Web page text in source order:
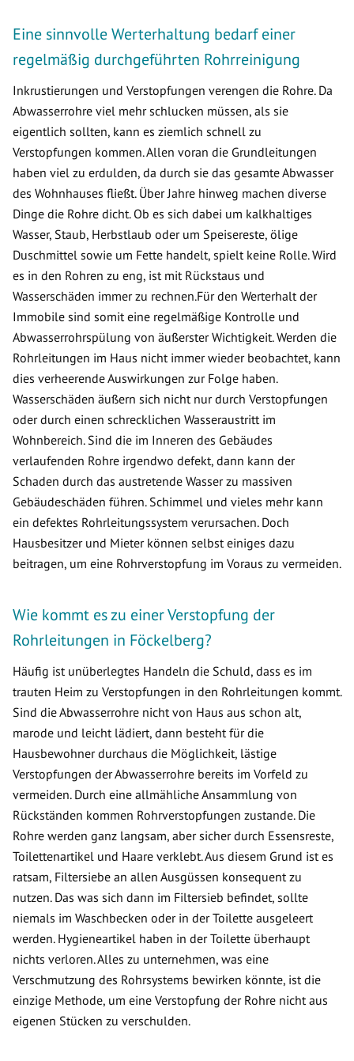
Eine sinnvolle Werterhaltung bedarf einer
regelmäßig durchgeführten Rohrreinigung
Inkrustierungen und Verstopfungen verengen die Rohre. Da
Abwasserrohre viel mehr schlucken müssen, als sie
eigentlich sollten, kann es ziemlich schnell zu
Verstopfungen kommen. Allen voran die Grundleitungen
haben viel zu erdulden, da durch sie das gesamte Abwasser
des Wohnhauses fließt. Über Jahre hinweg machen diverse
Dinge die Rohre dicht. Ob es sich dabei um kalkhaltiges
Wasser, Staub, Herbstlaub oder um Speisereste, ölige
Duschmittel sowie um Fette handelt, spielt keine Rolle. Wird
es in den Rohren zu eng, ist mit Rückstaus und
Wasserschäden immer zu rechnen.Für den Werterhalt der
Immobile sind somit eine regelmäßige Kontrolle und
Abwasserrohrspülung von äußerster Wichtigkeit. Werden die
Rohrleitungen im Haus nicht immer wieder beobachtet, kann
dies verheerende Auswirkungen zur Folge haben.
Wasserschäden äußern sich nicht nur durch Verstopfungen
oder durch einen schrecklichen Wasseraustritt im
Wohnbereich. Sind die im Inneren des Gebäudes
verlaufenden Rohre irgendwo defekt, dann kann der
Schaden durch das austretende Wasser zu massiven
Gebäudeschäden führen. Schimmel und vieles mehr kann
ein defektes Rohrleitungssystem verursachen. Doch
Hausbesitzer und Mieter können selbst einiges dazu
beitragen, um eine Rohrverstopfung im Voraus zu vermeiden.
Wie kommt es zu einer Verstopfung der
Rohrleitungen in Föckelberg?
Häufig ist unüberlegtes Handeln die Schuld, dass es im
trauten Heim zu Verstopfungen in den Rohrleitungen kommt.
Sind die Abwasserrohre nicht von Haus aus schon alt,
marode und leicht lädiert, dann besteht für die
Hausbewohner durchaus die Möglichkeit, lästige
Verstopfungen der Abwasserrohre bereits im Vorfeld zu
vermeiden. Durch eine allmähliche Ansammlung von
Rückständen kommen Rohrverstopfungen zustande. Die
Rohre werden ganz langsam, aber sicher durch Essensreste,
Toilettenartikel und Haare verklebt. Aus diesem Grund ist es
ratsam, Filtersiebe an allen Ausgüssen konsequent zu
nutzen. Das was sich dann im Filtersieb befindet, sollte
niemals im Waschbecken oder in der Toilette ausgeleert
werden. Hygieneartikel haben in der Toilette überhaupt
nichts verloren. Alles zu unternehmen, was eine
Verschmutzung des Rohrsystems bewirken könnte, ist die
einzige Methode, um eine Verstopfung der Rohre nicht aus
eigenen Stücken zu verschulden.